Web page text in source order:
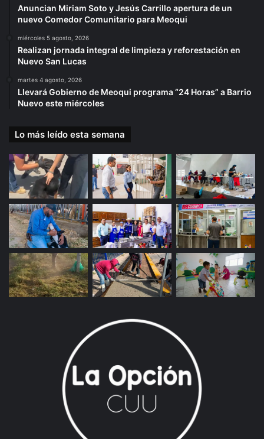
Anuncian Miriam Soto y Jesús Carrillo apertura de un
nuevo Comedor Comunitario para Meoqui
miércoles 5 agosto, 2026
Realizan jornada integral de limpieza y reforestación en
Nuevo San Lucas
martes 4 agosto, 2026
Llevará Gobierno de Meoqui programa “24 Horas” a Barrio
Nuevo este miércoles
Lo más leído esta semana